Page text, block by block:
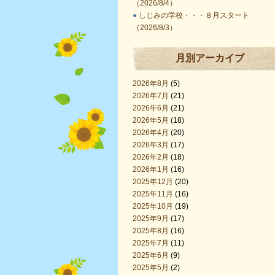
（2026/8/4）
● しじみの学校・・・８月スタート
（2026/8/3）
月別アーカイブ
2026年8月 (5)
2026年7月 (21)
2026年6月 (21)
2026年5月 (18)
2026年4月 (20)
2026年3月 (17)
2026年2月 (18)
2026年1月 (16)
2025年12月 (20)
2025年11月 (16)
2025年10月 (19)
2025年9月 (17)
2025年8月 (16)
2025年7月 (11)
2025年6月 (9)
2025年5月 (2)